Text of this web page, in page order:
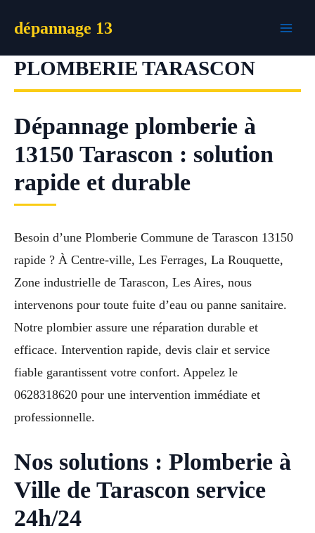
dépannage 13
PLOMBERIE TARASCON
Dépannage plomberie à
13150 Tarascon : solution
rapide et durable
Besoin d’une Plomberie Commune de Tarascon 13150
rapide ? À Centre-ville, Les Ferrages, La Rouquette,
Zone industrielle de Tarascon, Les Aires, nous
intervenons pour toute fuite d’eau ou panne sanitaire.
Notre plombier assure une réparation durable et
efficace. Intervention rapide, devis clair et service
fiable garantissent votre confort. Appelez le
0628318620 pour une intervention immédiate et
professionnelle.
Nos solutions : Plomberie à
Ville de Tarascon service
24h/24